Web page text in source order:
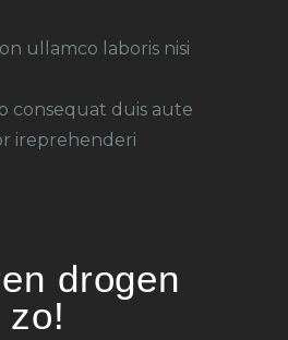
ullamco laboris nisi
consequat duis aute
ireprehenderi
drogen
zo!